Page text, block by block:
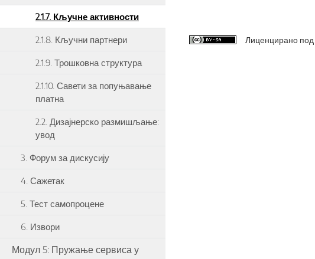
2.1.7. Кључне активности
2.1.8. Кључни партнери
2.1.9. Трошковна структура
2.1.10. Савети за попуњавање
платна
2.2. Дизајнерско размишљање:
увод
3. Форум за дискусију
4. Сажетак
5. Тест самопроцене
6. Извори
Модул 5: Пружање сервиса у
Лиценцирано под